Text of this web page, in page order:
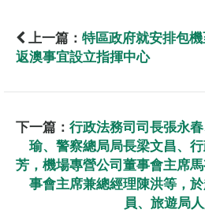
上一篇： 特區政府就安排包
返澳事宜設立指揮中心
下一篇： 行政法務司司長張永
瑜、警察總局局長梁文昌、
芳，機場專營公司董事會主席
事會主席兼總經理陳洪等，
員、旅遊局